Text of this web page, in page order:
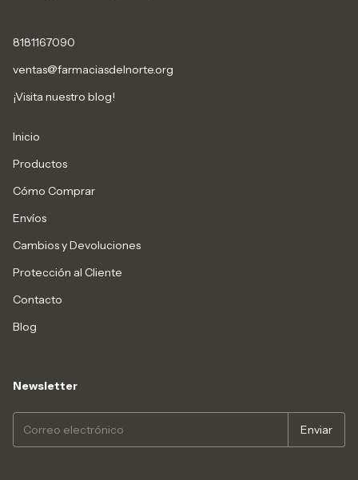
8181167090
ventas@farmaciasdelnorte.org
¡Visita nuestro blog!
Inicio
Productos
Cómo Comprar
Envíos
Cambios y Devoluciones
Protección al Cliente
Contacto
Blog
Newsletter